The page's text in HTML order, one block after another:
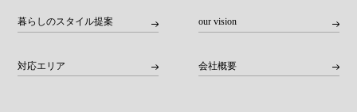
暮らしのスタイル提案 our vision
対応エリア 会社概要